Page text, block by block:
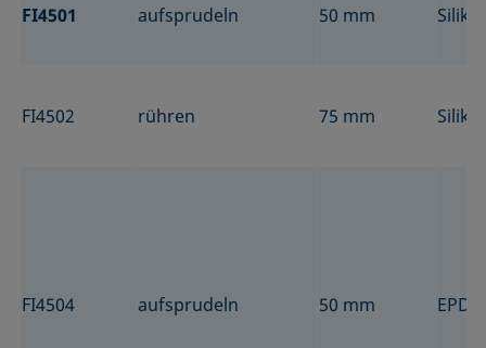
FI4501 aufsprudeln 50 mm
FI4502 rühren 75 mm
FI4504 aufsprudeln 50 mm